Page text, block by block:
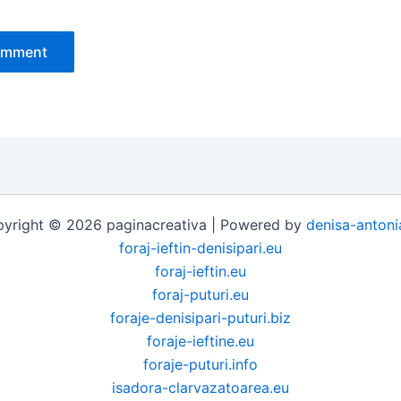
© 2026 paginacreativa | Powered by denisa-
foraj-ieftin-denisipari.eu
foraj-ieftin.eu
foraj-puturi.eu
foraje-denisipari-puturi.biz
foraje-ieftine.eu
foraje-puturi.info
isadora-clarvazatoarea.eu